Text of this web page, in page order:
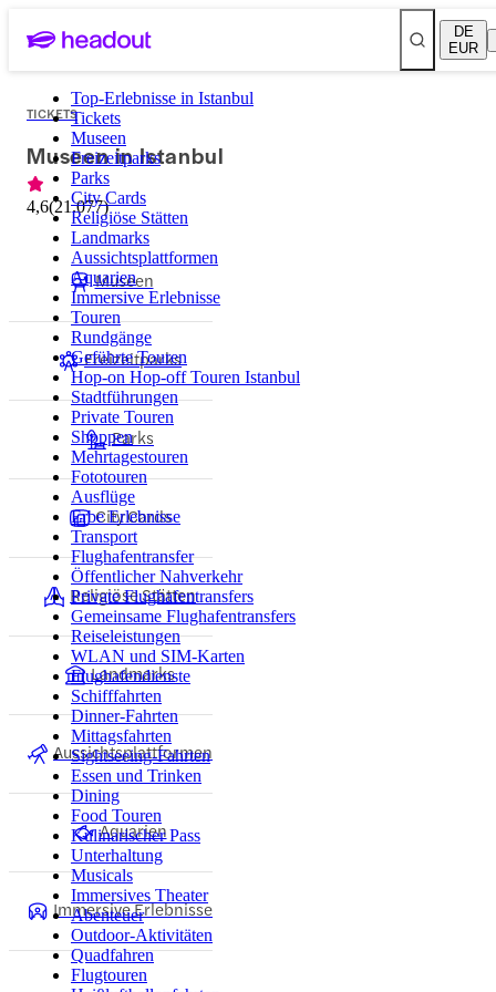
DE
EUR
Top-Erlebnisse in Istanbul
Tickets
Museen
Freizeitparks
Parks
City Cards
Religiöse Stätten
Landmarks
Aussichtsplattformen
Aquarien
Immersive Erlebnisse
Touren
Rundgänge
Geführte Touren
Hop-on Hop-off Touren Istanbul
Stadtführungen
Private Touren
Shoppen
Mehrtagestouren
Fototouren
Ausflüge
Erbe Erlebnisse
Transport
Flughafentransfer
Öffentlicher Nahverkehr
Private Flughafentransfers
Gemeinsame Flughafentransfers
Reiseleistungen
WLAN und SIM-Karten
Flughafendienste
Schifffahrten
Dinner-Fahrten
Mittagsfahrten
Sightseeing-Fahrten
Essen und Trinken
Dining
Food Touren
Kulinarischer Pass
Unterhaltung
Musicals
Immersives Theater
Abenteuer
Outdoor-Aktivitäten
Quadfahren
Flugtouren
TICKETS
Museen in Istanbul
4,6(21.077)
Museen
Freizeitparks
Parks
City Cards
Religiöse Stätten
Landmarks
Aussichtsplattformen
Aquarien
Immersive Erlebnisse